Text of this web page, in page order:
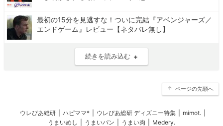
最初の15分を見逃すな！ついに完結『アベンジャーズ／
エンドゲーム』レビュー【ネタバレ無し】
続きを読み込む
ページの先頭へ
ウレぴあ総研 ハピママ* ウレぴあ総研 ディズニー特集 mimot.
うまいめし
うまいパン うまい肉 Medery.